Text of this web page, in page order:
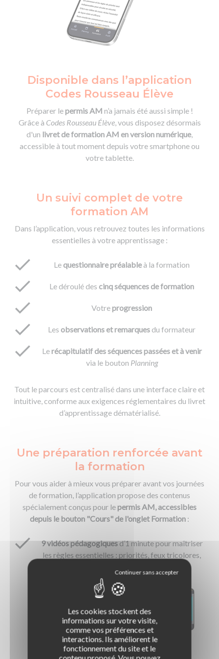
Permis & handicap
Voir tous les permis
De la navigation
Voir tous les supports
Formations pro.
Permis poids lourd
Formation FIMO
Formation FCO
Ressources
Disponible dans l’application
Codes Rousseau Élève
Préparer lepermis AM n’a jamais été aussi simple !
Grâce à Codes Rousseau Élève, vous disposez désormais
d'un livret de formation AM en version numérique,
accessible à tout moment depuis votre smartphone ou
votre tablette.
Un suivi complet de votre
formation AM
Dans l’application, vous retrouvez toutes les informations
essentielles à votre apprentissage :
Lequestionnaire préalableà la formation
Le déroulé des cinq séquences de formation
Votreprogression
Les observations et remarques du formateur
Lerécapitulatif des séquences passées et à venir
via le bouton Planning
Tout le parcours est centralisé dans une interface claire et
intuitive, conforme aux exigences réglementaires du livret
d’apprentissage dématérialisé.
Une préparation renforcée avant
la formation
Pour vous aider à mieux vous préparer avant vos journées
de formation, l’application propose des contenus
spécialement conçus pour lepermis AM,accessibles
depuis le bouton "Cours" de l'onglet Formation :
9 vidéos pédagogiquesd’1 minute pour maîtriser
les règles essentielles : priorités, feux tricolores,
Les cookies stockent des
informations sur votre visite,
comme vos préférences et
interactions. Ils améliorent le
fonctionnement du site et le